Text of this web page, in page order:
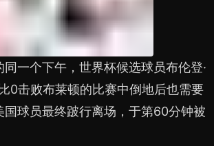
一个下午，世界杯候选球员布伦登·
0击败布莱顿的比赛中倒地后也需要
国球员最终跛行离场，于第60分钟被